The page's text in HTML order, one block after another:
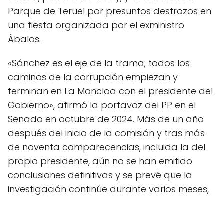
Parque de Teruel por presuntos destrozos en
una fiesta organizada por el exministro
Ábalos.
«Sánchez es el eje de la trama; todos los
caminos de la corrupción empiezan y
terminan en La Moncloa con el presidente del
Gobierno», afirmó la portavoz del PP en el
Senado en octubre de 2024. Más de un año
después del inicio de la comisión y tras más
de noventa comparecencias, incluida la del
propio presidente, aún no se han emitido
conclusiones definitivas y se prevé que la
investigación continúe durante varios meses,